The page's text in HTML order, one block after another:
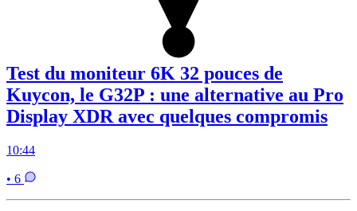
Test du moniteur 6K 32 pouces de
Kuycon, le G32P : une alternative au Pro
Display XDR avec quelques compromis
10:44
• 6